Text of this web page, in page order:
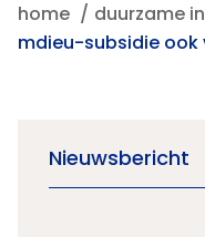
home
duurzame
mdieu-subsidie ook
Nieuwsbericht